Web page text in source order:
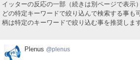
イッターの反応の一部（続きは別ページで表示
どの特定キーワードで絞り込んで検索する事も
柄は特定のキーワードで絞り込む事を推奨します
Plenus
Plenus plenus